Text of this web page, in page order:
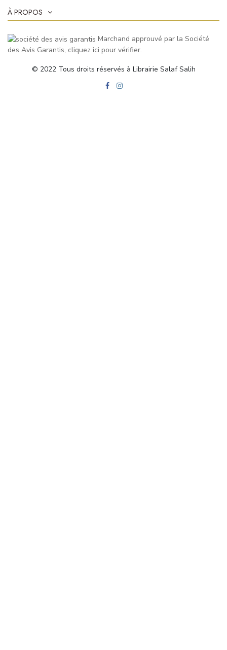
À PROPOS
Marchand approuvé par la Société
des Avis Garantis, cliquez ici pour vérifier.
© 2022 Tous droits réservés à Librairie Salaf Salih